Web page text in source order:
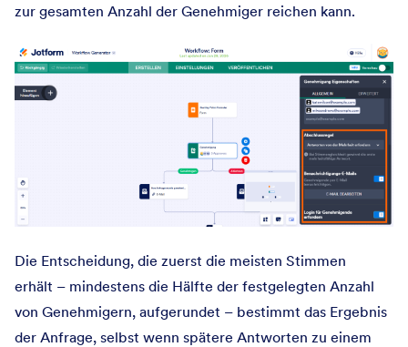
zur gesamten Anzahl der Genehmiger reichen kann.
Die Entscheidung, die zuerst die meisten Stimmen
erhält – mindestens die Hälfte der festgelegten Anzahl
von Genehmigern, aufgerundet – bestimmt das Ergebnis
der Anfrage, selbst wenn spätere Antworten zu einem